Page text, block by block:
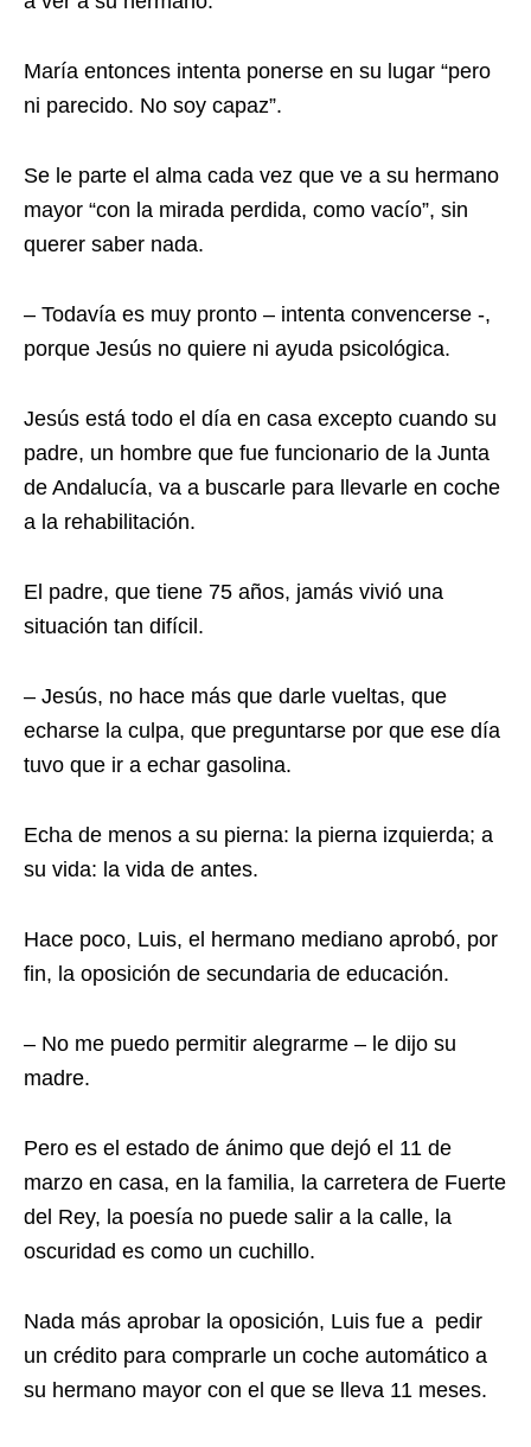
María entonces intenta ponerse en su lugar “pero
ni parecido. No soy capaz”.
Se le parte el alma cada vez que ve a su hermano
mayor “con la mirada perdida, como vacío”, sin
querer saber nada.
– Todavía es muy pronto – intenta convencerse -,
porque Jesús no quiere ni ayuda psicológica.
Jesús está todo el día en casa excepto cuando su
padre, un hombre que fue funcionario de la Junta
de Andalucía, va a buscarle para llevarle en coche
a la rehabilitación.
El padre, que tiene 75 años, jamás vivió una
situación tan difícil.
– Jesús, no hace más que darle vueltas, que
echarse la culpa, que preguntarse por que ese día
tuvo que ir a echar gasolina.
Echa de menos a su pierna: la pierna izquierda; a
su vida: la vida de antes.
Hace poco, Luis, el hermano mediano aprobó, por
fin, la oposición de secundaria de educación.
– No me puedo permitir alegrarme – le dijo su
madre.
Pero es el estado de ánimo que dejó el 11 de
marzo en casa, en la familia, la carretera de Fuerte
del Rey, la poesía no puede salir a la calle, la
oscuridad es como un cuchillo.
Nada más aprobar la oposición, Luis fue a pedir
un crédito para comprarle un coche automático a
su hermano mayor con el que se lleva 11 meses.